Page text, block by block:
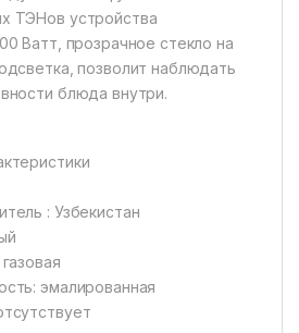
ТЭНов устройства
Ватт, прозрачное стекло на
позволит наблюдать
блюда внутри.
: Узбекистан
эмалированная